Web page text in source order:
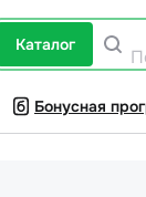
каталог
Бонусная